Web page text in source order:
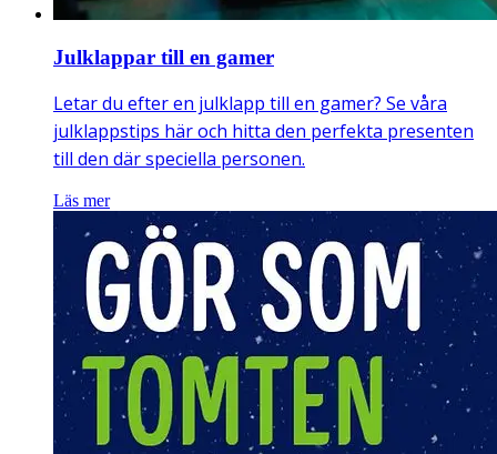
Julklappar till en gamer
Letar du efter en julklapp till en gamer? Se våra
julklappstips här och hitta den perfekta presenten
till den där speciella personen.
Läs mer